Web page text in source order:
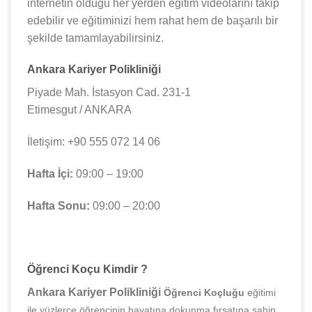
internetin olduğu her yerden eğitim videolarını takip
edebilir ve eğitiminizi hem rahat hem de başarılı bir
şekilde tamamlayabilirsiniz.
Ankara Kariyer Polikliniği
Piyade Mah. İstasyon Cad. 231-1
Etimesgut / ANKARA
İletişim: +90 555 072 14 06
Hafta İçi: 09:00 – 19:00
Hafta Sonu: 09:00 – 20:00
Öğrenci Koçu Kimdir ?
Ankara Kariyer Polikliniği Öğrenci Koçluğu eğitimi